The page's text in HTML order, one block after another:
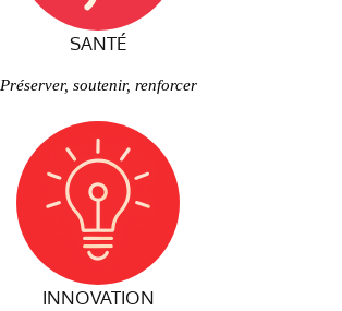
SANTÉ
Préserver, soutenir, renforcer
INNOVATION